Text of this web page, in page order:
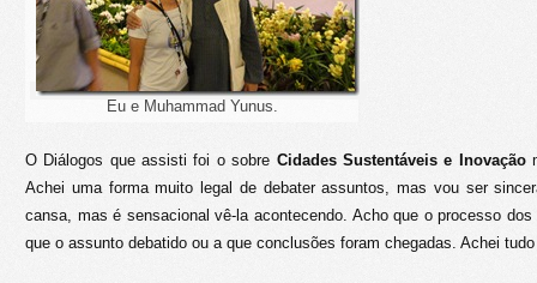
Eu e Muhammad Yunus.
O Diálogos que assisti foi o sobre Cidades Sustentáveis e Inovação
Achei uma forma muito legal de debater assuntos, mas vou ser
cansa, mas é sensacional vê-la acontecendo. Acho que o processo
que o assunto debatido ou a que conclusões foram chegadas. Achei